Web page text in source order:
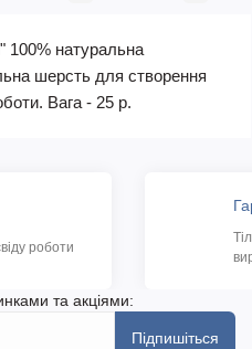
100% натуральна
шерсть для створення
Вага - 25 р.
роботи
та акціями:
Підпишіться